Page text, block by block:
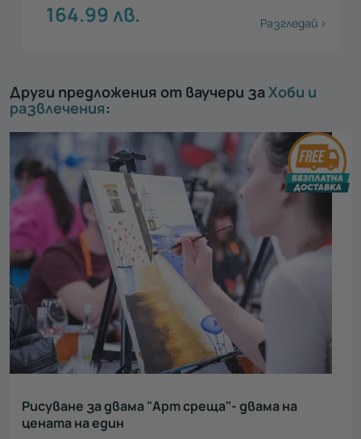
164.99 лв. Разгледай >
Други предложения от ваучери заХоби и
развлечения:
Рисуване за двама "Арт среща"- двама на
цената на един